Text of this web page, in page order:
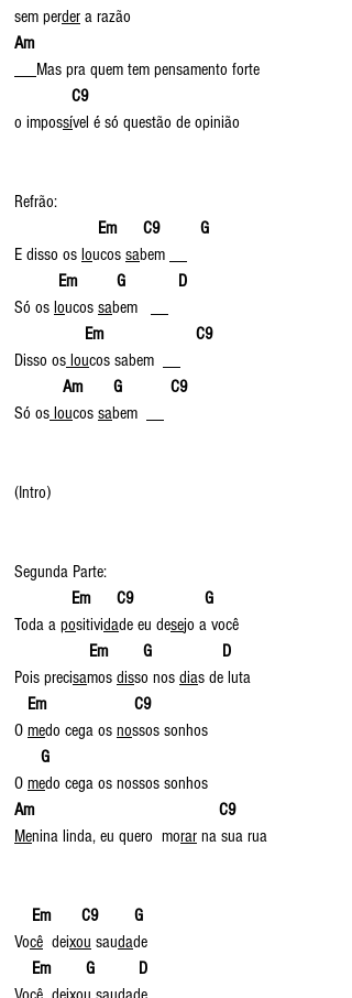
sem perder a razão
Am
Mas pra quem tem pensamento forte
C9
o impossível é só questão de opinião
Refrão:
                  Em      C9         G
E disso os loucos sabem __
Em         G            D
Só os loucos sabem   __
               Em                     C9
Disso os loucos sabem  __
          Am       G           C9
Só os loucos sabem  __
(Intro)
Segunda Parte:
            Em      C9                G
Toda a positividade eu desejo a você
                Em        G                D
Pois precisamos disso nos dias de luta
  Em                    C9
O medo cega os nossos sonhos
G
O medo cega os nossos sonhos
Am                                          C9
Menina linda, eu quero  morar na sua rua
Em       C9        G
Você
  dei
xou saudade
   Em        G          D